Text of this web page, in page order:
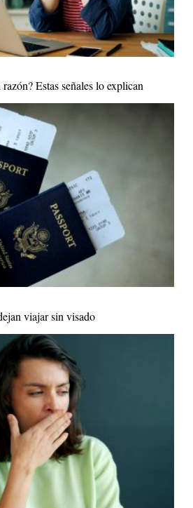
Estas señales lo explican
viajar sin visado